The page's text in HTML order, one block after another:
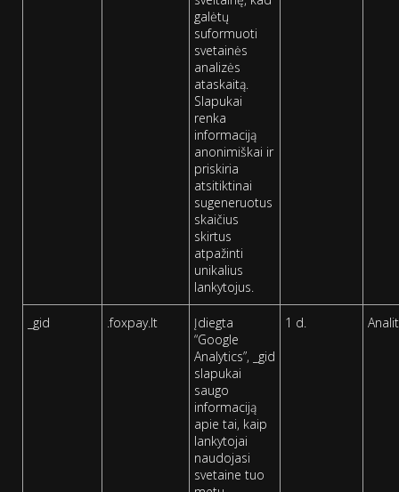
galėtų
suformuoti
svetainės
analizės
ataskaitą.
Slapukai
renka
informaciją
anonimiškai ir
priskiria
atsitiktinai
sugeneruotus
skaičius
skirtus
atpažinti
unikalius
lankytojus.
_gid .foxpay.lt
Įdiegta
“Google
Analytics”, _gid
slapukai
saugo
informaciją
apie tai, kaip
lankytojai
naudojasi
svetaine tuo
1 d.